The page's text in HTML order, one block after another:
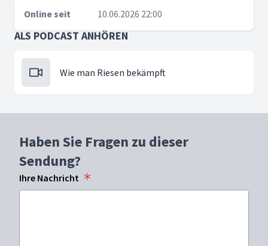
Online seit
10.06.2026 22:00
ALS PODCAST ANHÖREN
Wie man Riesen bekämpft
Haben Sie Fragen zu dieser
Sendung?
Ihre Nachricht